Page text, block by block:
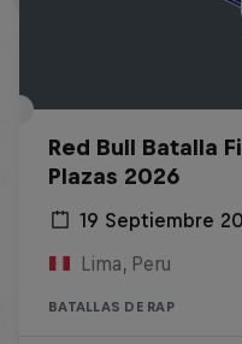
Red Bull Batalla
Plazas 2026
19 Septiembre
Lima, Peru
BATALLAS DE RAP